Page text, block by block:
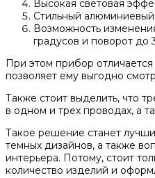
Высокая световая
Стильный алюминиевый
Возможность
градусов и поворот до
При этом прибор
позволяет ему выгодно
Также стоит выделить, что
в одном и трех проводах, а
Такое решение станет
темных дизайнов, а также
интерьера. Потому, стоит
количество изделий и